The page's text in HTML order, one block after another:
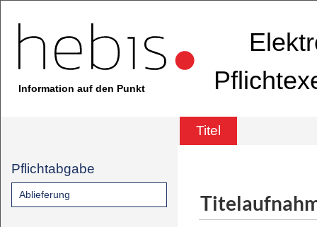
Information auf den Punkt
Titel
Pflichtabgabe
Ablieferung